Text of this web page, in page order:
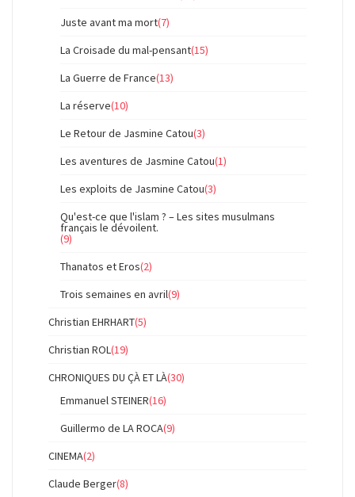
Juste avant ma mort(7)
La Croisade du mal-pensant(15)
La Guerre de France(13)
La réserve(10)
Le Retour de Jasmine Catou(3)
Les aventures de Jasmine Catou(1)
Les exploits de Jasmine Catou(3)
Qu'est-ce que l'islam ? – Les sites musulmans
français le dévoilent.
(9)
Thanatos et Eros(2)
Trois semaines en avril(9)
Christian EHRHART(5)
Christian ROL(19)
CHRONIQUES DU ÇÀ ET LÀ(30)
Emmanuel STEINER(16)
Guillermo de LA ROCA(9)
CINEMA(2)
Claude Berger(8)